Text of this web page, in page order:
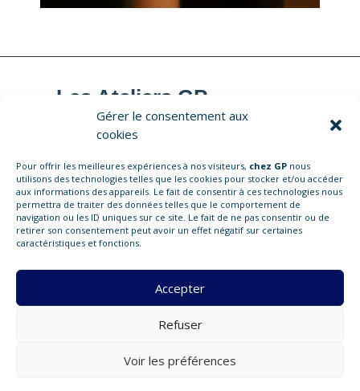
Gérer le consentement aux
cookies
Pour offrir les meilleures expériences à nos visiteurs, chez GP nous
utilisons des technologies telles que les cookies pour stocker et/ou accéder
aux informations des appareils. Le fait de consentir à ces technologies nous
permettra de traiter des données telles que le comportement de
navigation ou les ID uniques sur ce site. Le fait de ne pas consentir ou de
retirer son consentement peut avoir un effet négatif sur certaines
caractéristiques et fonctions.
Accepter
Refuser
Voir les préférences
Les Ateliers GP
281 chaussée Jules César
95250 BEAUCHAMP
01 . 84 . 74 . 07 . 02
contact@gasoilproductions.com
www.lesateliersgp.com
Propulsé par Tremplin Digital